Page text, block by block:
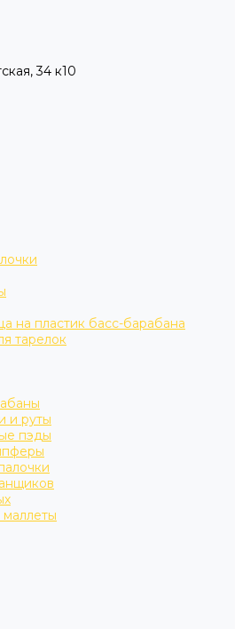
34 к10
на пластик басс-барабана
тарелок
и руты
пэды